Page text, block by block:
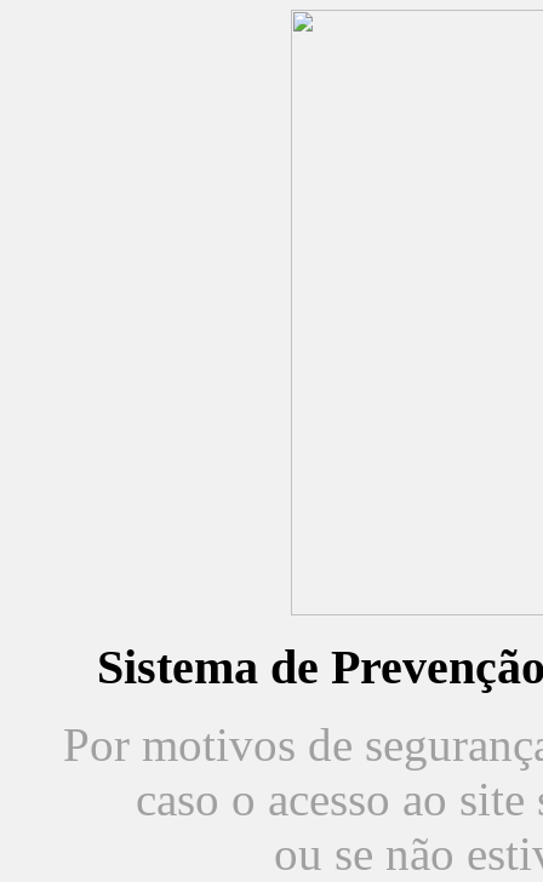
Sistema de
Por motivos de
caso o acesso ao
ou se não